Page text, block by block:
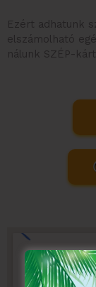
Ezért adhatunk
elszámolható
nálunk SZÉP-